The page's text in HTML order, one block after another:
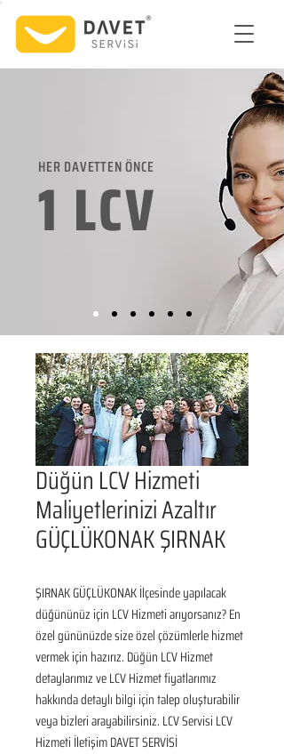
HER DAVETTEN ÖNCE
1 LCV
Düğün LCV Hizmeti
Maliyetlerinizi Azaltır
GÜÇLÜKONAK ŞIRNAK
ŞIRNAK GÜÇLÜKONAK İlçesinde yapılacak
düğününüz için LCV Hizmeti arıyorsanız? En
özel gününüzde size özel çözümlerle hizmet
vermek için hazırız. Düğün LCV Hizmet
detaylarımız ve LCV Hizmet fiyatlarımız
hakkında detaylı bilgi için talep oluşturabilir
veya bizleri arayabilirsiniz. LCV Servisi LCV
Hizmeti İletişim DAVET SERVİSİ